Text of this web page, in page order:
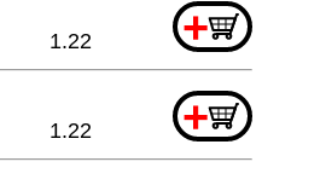
+
1.22
+
1.22